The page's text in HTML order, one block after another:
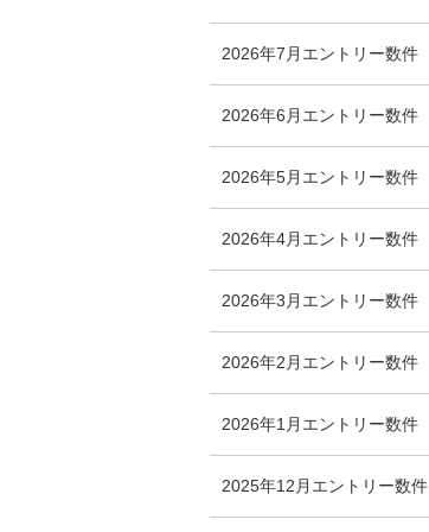
2026年7月 エントリー数件
2026年6月 エントリー数件
2026年5月 エントリー数件
2026年4月 エントリー数件
2026年3月 エントリー数件
2026年2月 エントリー数件
2026年1月 エントリー数件
2025年12月 エントリー数件